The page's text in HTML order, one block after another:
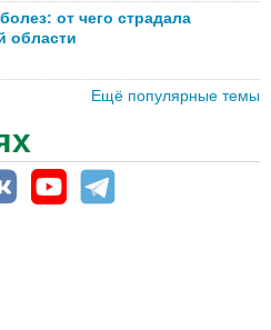
от чего страдала
области
Ещё популярные темы